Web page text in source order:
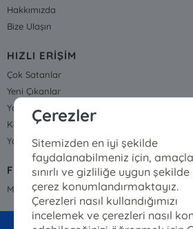
Hakkımızda
Bize Ulaşın
HIZLI ERİŞİM
Çok Satanlar
Yeni Çıkanlar
Yayınevleri
Kategoriler
Yazarlarımız ve Çizerlerimiz
FİYAT LİSTESİ
Mirket Yayınları Fiyat Listesi
Çerezler
Sitemizden en iyi şekilde
faydalanabilmeniz için,
sınırlı ve gizliliğe uygun şekilde
çerez konumlandırmaktayız.
Çerezleri nasıl kullandığımızı
incelemek ve çerezleri nasıl